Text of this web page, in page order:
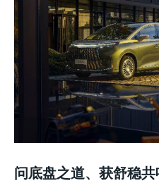
问底盘之道、获舒稳